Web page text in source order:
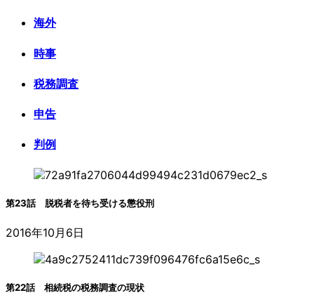
海外
時事
税務調査
申告
判例
第23話 脱税者を待ち受ける懲役刑
2016年10月6日
第22話 相続税の税務調査の現状